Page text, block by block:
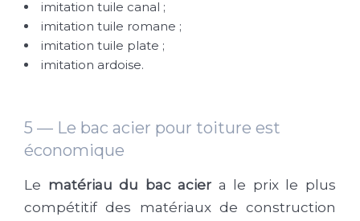
imitation tuile canal ;
imitation tuile romane ;
imitation tuile plate ;
imitation ardoise.
5 — Le bac acier pour toiture est
économique
Le matériau du bac acier a le prix le plus
compétitif des matériaux de construction